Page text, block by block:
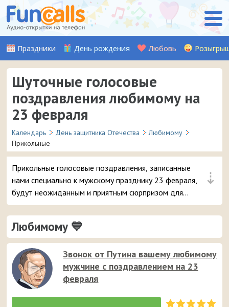
Праздники День рождения Любовь
Шуточные голосовые
поздравления любимому на
23 февраля
Календарь День защитника Отечества
Любимому
Прикольные
⇣
Прикольные голосовые поздравления, записанные
нами специально к мужскому празднику 23 февраля,
будут неожиданным и приятным сюрпризом для
вашего любимого мужчины или парня. Особенно, если
он дружен с юмором. Слушайте, выбирайте и
отправляйте самую смешную аудио-открытку на
смартфон.
Любимому 💙
Звонок от Путина вашему любимому
мужчине с поздравлением на 23
февраля